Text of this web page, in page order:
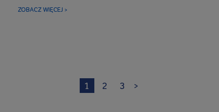
ZOBACZ WIĘCEJ >
1 2 3 >